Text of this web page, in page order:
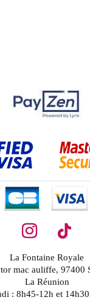
La Fontaine Royale
mac auliffe, 97400
La Réunion
: 8h45-12h et